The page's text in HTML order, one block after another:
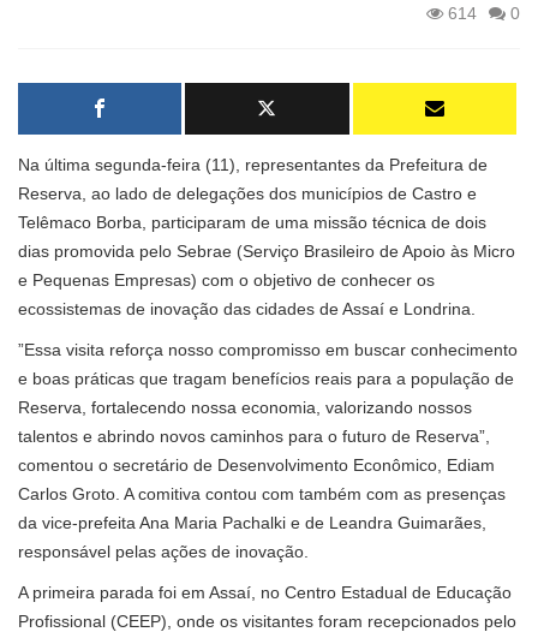
614
0
Na última segunda-feira (11), representantes da Prefeitura de
Reserva, ao lado de delegações dos municípios de Castro e
Telêmaco Borba, participaram de uma missão técnica de dois
dias promovida pelo Sebrae (Serviço Brasileiro de Apoio às Micro
e Pequenas Empresas) com o objetivo de conhecer os
ecossistemas de inovação das cidades de Assaí e Londrina.
”Essa visita reforça nosso compromisso em buscar conhecimento
e boas práticas que tragam benefícios reais para a população de
Reserva, fortalecendo nossa economia, valorizando nossos
talentos e abrindo novos caminhos para o futuro de Reserva”,
comentou o secretário de Desenvolvimento Econômico, Ediam
Carlos Groto. A comitiva contou com também com as presenças
da vice-prefeita Ana Maria Pachalki e de Leandra Guimarães,
responsável pelas ações de inovação.
A primeira parada foi em Assaí, no Centro Estadual de Educação
Profissional (CEEP), onde os visitantes foram recepcionados pelo